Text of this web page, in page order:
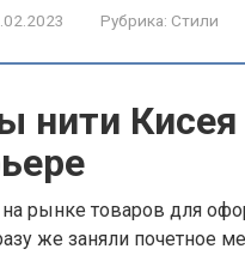
Рубрика: Стили
нити
на рынке товаров для
же заняли почетное